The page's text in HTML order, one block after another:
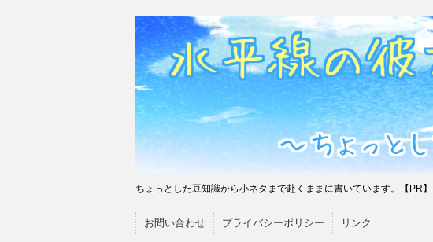
ちょっとした豆知識から小ネタまで赴くままに書いています。【PR
お問い合わせ プライバシーポリシー リンク